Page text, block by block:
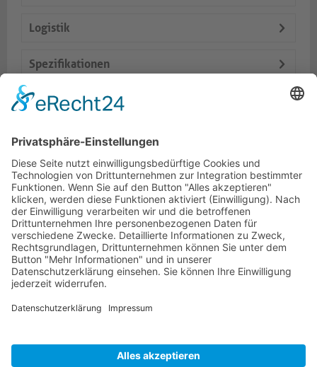
Logistik
Spezifikationen
Lieferumfang
Dokumente
Ähnliche Artikel
HOTLINE
ONEAV.EU